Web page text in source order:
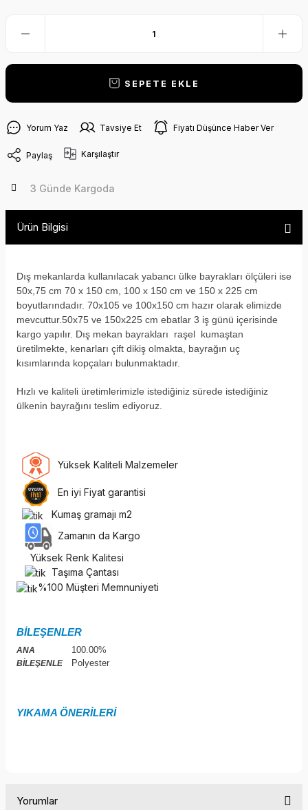
SEPETE EKLE
Yorum Yaz Tavsiye Et Fiyatı Düşünce Haber Ver
Paylaş Karşılaştır
3 Günde Kargoda
Ürün Bilgisi
Dış mekanlarda kullanılacak yabancı ülke bayrakları ölçüleri ise
50x,75 cm 70 x 150 cm, 100 x 150 cm ve 150 x 225 cm
boyutlarındadır. 70x105 ve 100x150 cm hazır olarak elimizde
mevcuttur.50x75 ve 150x225 cm ebatlar 3 iş günü içerisinde
kargo yapılır. Dış mekan bayrakları raşel kumaştan
üretilmekte, kenarları çift dikiş olmakta, bayrağın uç
kısımlarında kopçaları bulunmaktadır.
Hızlı ve kaliteli üretimlerimizle istediğiniz sürede istediğiniz
ülkenin bayrağını teslim ediyoruz.
Yüksek Kaliteli Malzemeler
En iyi Fiyat garantisi
Kumaş gramajı m2
Zamanın da Kargo
Yüksek Renk Kalitesi
Taşıma Çantası
%100 Müşteri Memnuniyeti
BİLEŞENLER
ANA
BİLEŞENLE
100.00%
Polyester
YIKAMA ÖNERİLERİ
Yorumlar